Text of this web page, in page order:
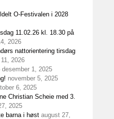
O-Festivalen i 2028
11.02.26 kl. 18.30 på
2026
nattorientering tirsdag
2026
desember 1, 2025
november 5, 2025
6, 2025
Christian Scheie med 3.
2025
barna i høst august 27,